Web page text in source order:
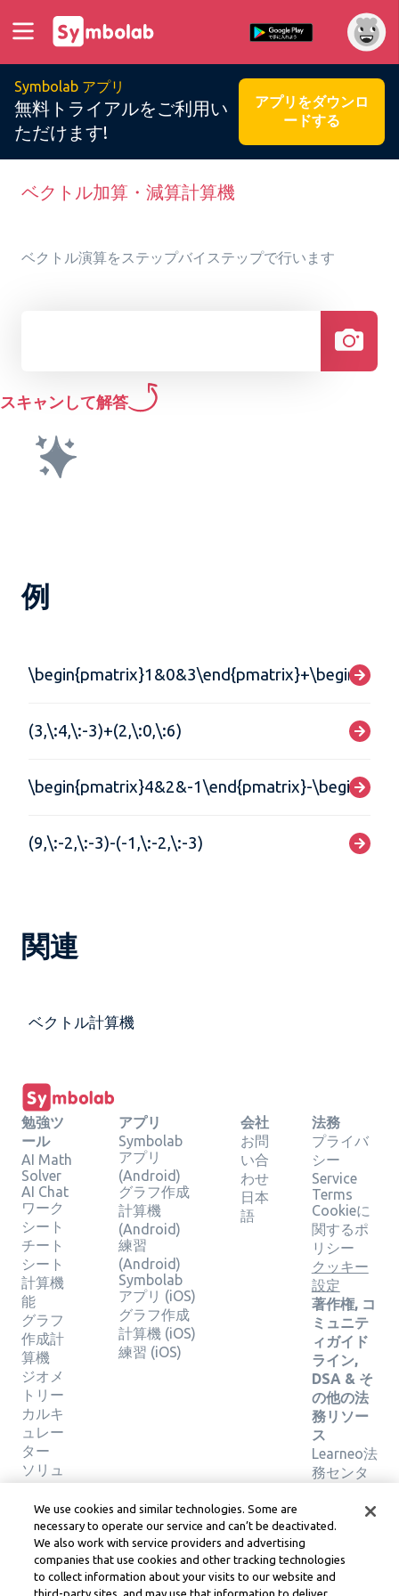
Symbolab アプリ
無料トライアルをご利用い
ただけます!
アプリをダウンロ
ードする
ベクトル加算・減算計算機
ベクトル演算をステップバイステップで行います
スキャンして解答
例
(3,\:4,\:-3)+(2,\:0,\:6)
\begin{pmatrix}4&2&-1\end{pmatrix}-
(9,\:-2,\:-3)-(-1,\:-2,\:-3)
関連
ベクトル計算機
勉強ツ
ール
AI Math
Solver
AI Chat
ワーク
シート
チート
シート
計算機
能
グラフ
作成計
算機
ジオメ
トリー
カルキ
ュレー
ター
ソリュ
ーショ
ンの検
証
アプリ
Symbolab
アプリ
(Android)
グラフ作成
計算機
(Android)
練習
(Android)
Symbolab
アプリ (iOS)
グラフ作成
計算機 (iOS)
練習 (iOS)
会社
お問
い合
わせ
日本
語
法務
プライバ
シー
Service
Terms
Cookieに
関するポ
リシー
クッキー
設定
著作権, コ
ミュニテ
ィガイド
ライン,
DSA & そ
の他の法
務リソー
ス
Learneo法
務センタ
サービス
Symbolab, a Learneo, Inc. business
We use cookies and similar technologies. Some are
necessary to operate our service and can’t be deactivated.
We also work with service providers and advertising
companies that use cookies and other tracking technologies
to collect information about your visits to our website and
third-party sites, and may use that information to deliver